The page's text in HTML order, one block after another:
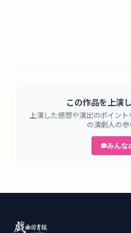
この作品を上演
上演した感想や演出のポイン
の演劇人の参
みんな